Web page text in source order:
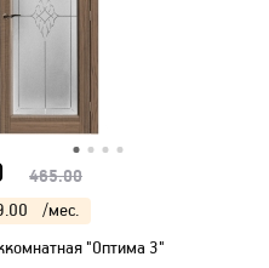
465.00
/мес.
"Оптима 3"